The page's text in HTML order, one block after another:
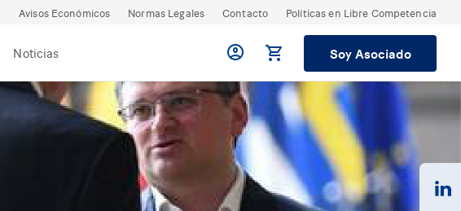
Avisos Económicos Normas Legales Contacto Políticas en Libre Competencia
Noticias Soy Asociado